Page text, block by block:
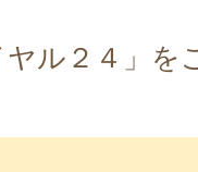
ヤル２４」を